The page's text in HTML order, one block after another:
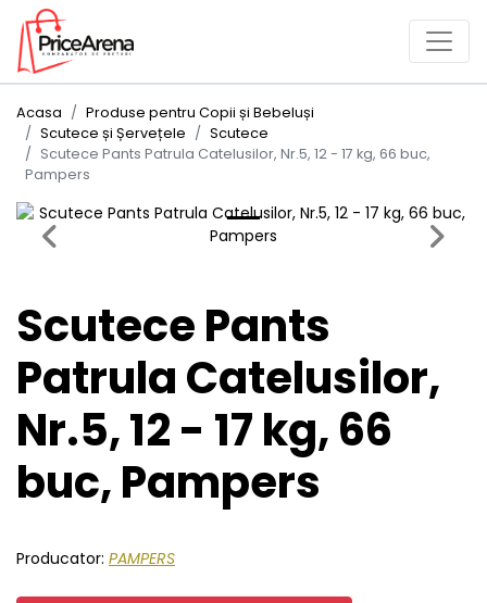
Acasa
Produse pentru Copii și Bebeluși
Scutece și Șervețele
Scutece
Scutece Pants Patrula Catelusilor, Nr.5, 12 - 17 kg, 66 buc,
Pampers
Previous Next
Scutece Pants
Patrula Catelusilor,
Nr.5, 12 - 17 kg, 66
buc, Pampers
Producator: PAMPERS